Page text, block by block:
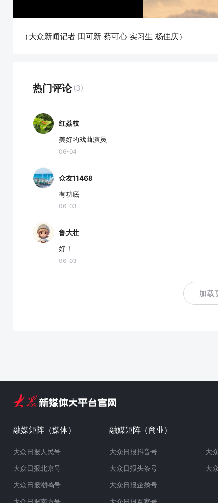
（大众新闻记者 田可新 蔡可心 实习生 杨佳庆）
热门评论 (3)
红荔枝
美好的戏曲演员
06-04
众友11468
有功底
06-03
鲁大壮
好！
06-03
加载
融媒矩阵（媒体）
大众日报人民号
大众日报北京号
大众日报潮鸣号
大众日报南方号
融媒矩阵（商业）
大众日报抖音号
大众日报头条号
大众日报企鹅号
大众日报百家号
大
大